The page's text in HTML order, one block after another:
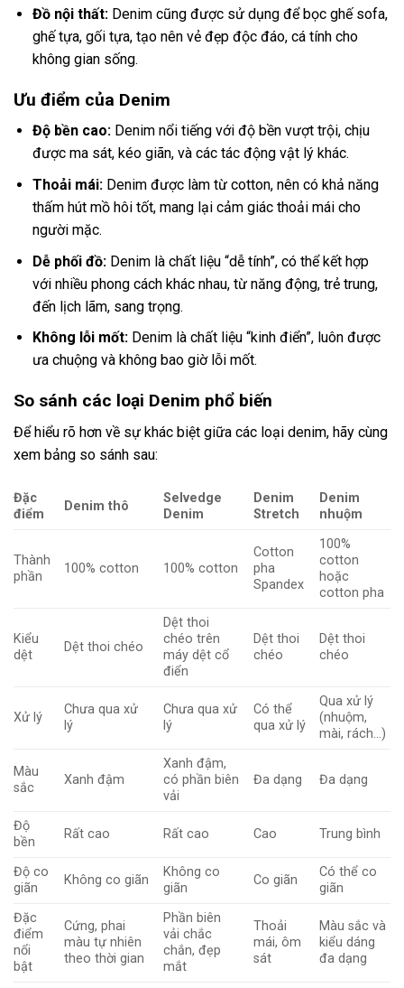
Đồ nội thất:Denim cũng được sử dụng để bọc ghế sofa,
ghế tựa, gối tựa, tạo nên vẻ đẹp độc đáo, cá tính cho
không gian sống.
Ưu điểm của Denim
Độ bền cao:Denim nổi tiếng với độ bền vượt trội, chịu
được ma sát, kéo giãn, và các tác động vật lý khác.
Thoải mái:Denim được làm từ cotton, nên có khả năng
thấm hút mồ hôi tốt, mang lại cảm giác thoải mái cho
người mặc.
Dễ phối đồ:Denim là chất liệu “dễ tính”, có thể kết hợp
với nhiều phong cách khác nhau, từ năng động, trẻ trung,
đến lịch lãm, sang trọng.
Không lỗi mốt:Denim là chất liệu “kinh điển”, luôn được
ưa chuộng và không bao giờ lỗi mốt.
So sánh các loại Denim phổ biến
Để hiểu rõ hơn về sự khác biệt giữa các loại denim, hãy cùng
xem bảng so sánh sau:
Đặc
điểm
Denim thô
Selvedge
Denim
Denim
Stretch
Denim
nhuộm
Thành
phần
100% cotton 100% cotton
Cotton
pha
Spandex
100%
cotton
hoặc
cotton pha
Kiểu
dệt
Dệt thoi chéo
Dệt thoi
chéo trên
máy dệt cổ
điển
Dệt thoi
chéo
Dệt thoi
chéo
Xử lý
Chưa qua xử
lý
Chưa qua xử
lý
Có thể
qua xử lý
Qua xử lý
(nhuộm,
mài, rách…)
Màu
sắc
Xanh đậm
Xanh đậm,
có phần biên
vải
Đa dạng Đa dạng
Độ
bền
Rất cao Rất cao Cao Trung bình
Độ co
giãn
Không co giãn
Không co
giãn
Co giãn
Có thể co
giãn
Đặc
điểm
nổi
bật
Cứng, phai
màu tự nhiên
theo thời gian
Phần biên
vải chắc
chắn, đẹp
mắt
Thoải
mái, ôm
sát
Màu sắc và
kiểu dáng
đa dạng